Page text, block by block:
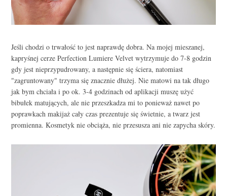
Jeśli chodzi o trwałość to jest naprawdę dobra. Na mojej mieszanej,
kapryśnej cerze Perfection Lumiere Velvet wytrzymuje do 7-8 godzin
gdy jest nieprzypudrowany, a następnie się ściera, natomiast
"zagruntowany" trzyma się znacznie dłużej. Nie matowi na tak długo
jak bym chciała i po ok. 3-4 godzinach od aplikacji muszę użyć
bibułek matujących, ale nie przeszkadza mi to ponieważ nawet po
poprawkach makijaż cały czas prezentuje się świetnie, a twarz jest
promienna. Kosmetyk nie obciąża, nie przesusza ani nie zapycha skóry.